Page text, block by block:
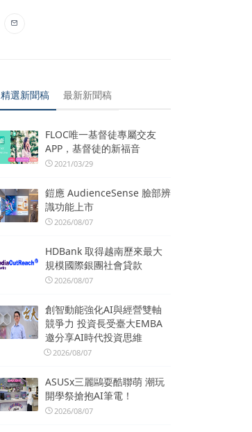
精選新聞稿 最新新聞稿
FLOC唯一基督徒專屬交友
APP，基督徒的新福音
2021/03/29
鎧應 AudienceSense 臉部辨
識功能上市
2026/08/07
HDBank 取得越南歷來最大
規模國際銀團社會貸款
2026/08/07
創智動能強化AI與經營雙軸
競爭力 投資長受臺大EMBA
邀分享AI時代投資思維
2026/08/07
ASUSx三麗鷗耍酷聯萌 潮玩
開學祭搶抱AI筆電！
2026/08/07